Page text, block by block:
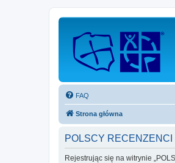
FAQ
Strona główna
POLSCY RECENZENCI
Rejestrując się na witrynie